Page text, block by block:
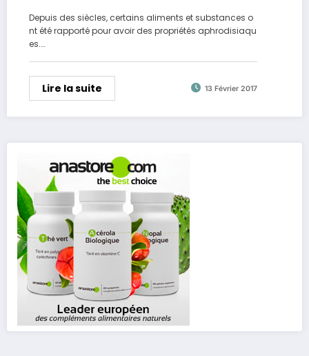
Depuis des siècles, certains aliments et substances o
nt été rapporté pour avoir des propriétés aphrodisiaqu
es.…
Lire la suite 13 Février 2017